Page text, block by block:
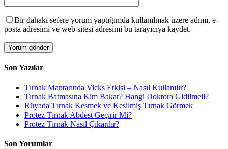
Bir dahaki sefere yorum yaptığımda kullanılmak üzere adımı, e-
posta adresimi ve web sitesi adresimi bu tarayıcıya kaydet.
Son Yazılar
Tırnak Mantarında Vicks Etkisi – Nasıl Kullanılır?
Tırnak Batmasına Kim Bakar? Hangi Doktora Gidilmeli?
Rüyada Tırnak Kesmek ve Kesilmiş Tırnak Görmek
Protez Tırnak Abdest Geçirir Mi?
Protez Tırnak Nasıl Çıkarılır?
Son Yorumlar